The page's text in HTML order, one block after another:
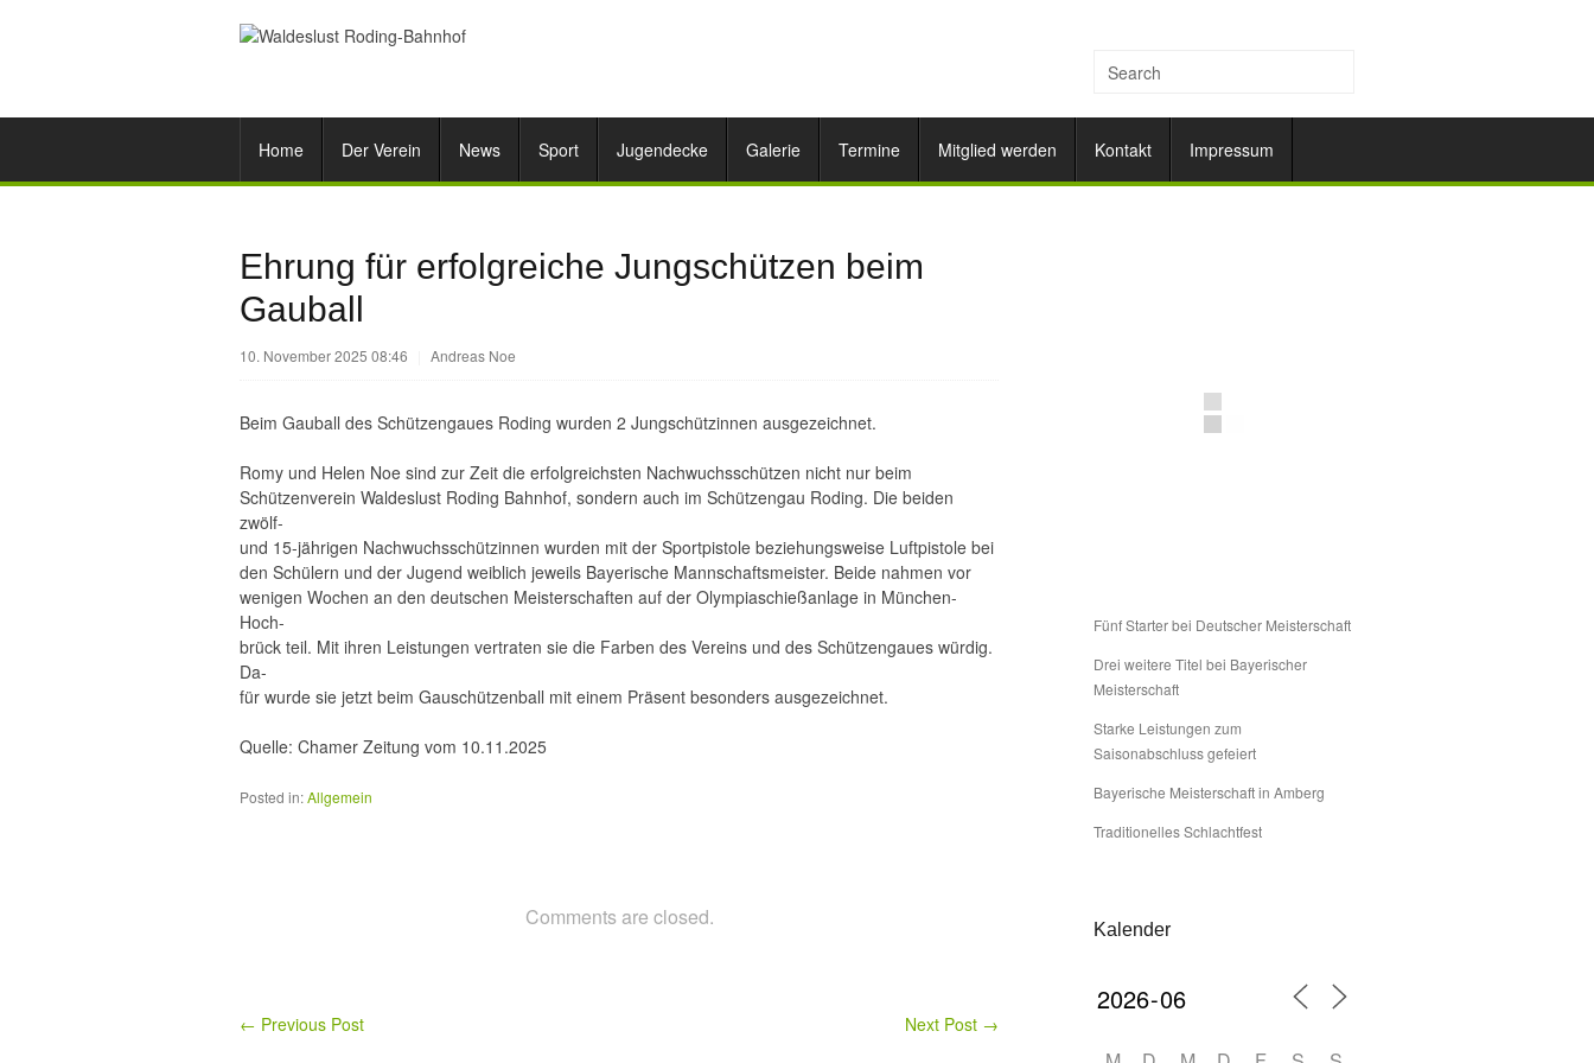
Home Der Verein News Sport Jugendecke Galerie Termine Mitglied werden Kontakt Impressum
Ehrung für erfolgreiche Jungschützen beim
Gauball
10. November 2025 08:46 Andreas Noe
Beim Gauball des Schützengaues Roding wurden 2 Jungschützinnen ausgezeichnet.
Romy und Helen Noe sind zur Zeit die erfolgreichsten Nachwuchsschützen nicht nur beim
Schützenverein Waldeslust Roding Bahnhof, sondern auch im Schützengau Roding. Die beiden
zwölf-
und 15-jährigen Nachwuchsschützinnen wurden mit der Sportpistole beziehungsweise Luftpistole bei
den Schülern und der Jugend weiblich jeweils Bayerische Mannschaftsmeister. Beide nahmen vor
wenigen Wochen an den deutschen Meisterschaften auf der Olympiaschießanlage in München-
Hoch-
brück teil. Mit ihren Leistungen vertraten sie die Farben des Vereins und des Schützengaues würdig.
Da-
für wurde sie jetzt beim Gauschützenball mit einem Präsent besonders ausgezeichnet.
Quelle: Chamer Zeitung vom 10.11.2025
Posted in:Allgemein
Comments are closed.
← Previous Post Next Post →
Fünf Starter bei Deutscher Meisterschaft
Drei weitere Titel bei Bayerischer
Meisterschaft
Starke Leistungen zum
Saisonabschluss gefeiert
Bayerische Meisterschaft in Amberg
Traditionelles Schlachtfest
Kalender